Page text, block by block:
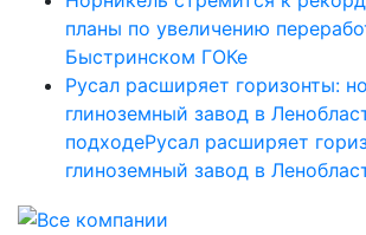
планы по увеличению
Быстринском ГОКе
Русал расширяет горизонты:
глиноземный завод в
подходеРусал расширяет
глиноземный завод в